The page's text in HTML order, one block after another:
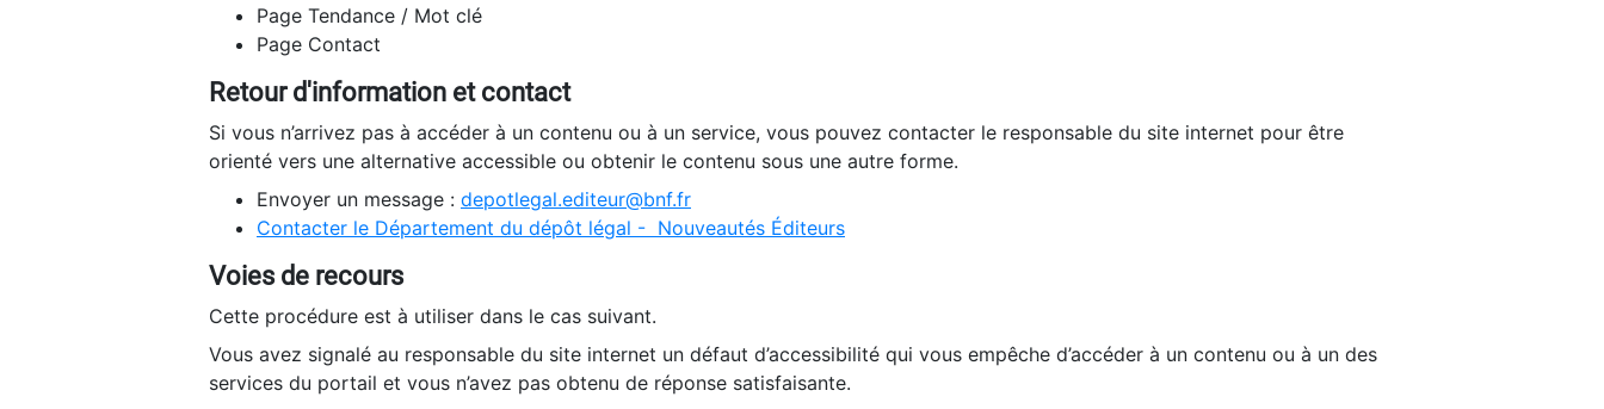
Page Tendance / Mot clé
Page Contact
Retour d'information et contact
Si vous n’arrivez pas à accéder à un contenu ou à un service, vous pouvez contacter le responsable du site internet pour être
orienté vers une alternative accessible ou obtenir le contenu sous une autre forme.
Envoyer un message : depotlegal.editeur@bnf.fr
Contacter le Département du dépôt légal - Nouveautés Éditeurs
Voies de recours
Cette procédure est à utiliser dans le cas suivant.
Vous avez signalé au responsable du site internet un défaut d’accessibilité qui vous empêche d’accéder à un contenu ou à un des
services du portail et vous n’avez pas obtenu de réponse satisfaisante.